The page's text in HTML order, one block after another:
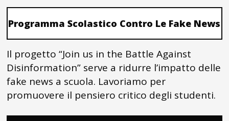
Programma Scolastico Contro Le Fake News
Il progetto “Join us in the Battle Against
Disinformation” serve a ridurre l’impatto delle
fake news a scuola. Lavoriamo per
promuovere il pensiero critico degli studenti.